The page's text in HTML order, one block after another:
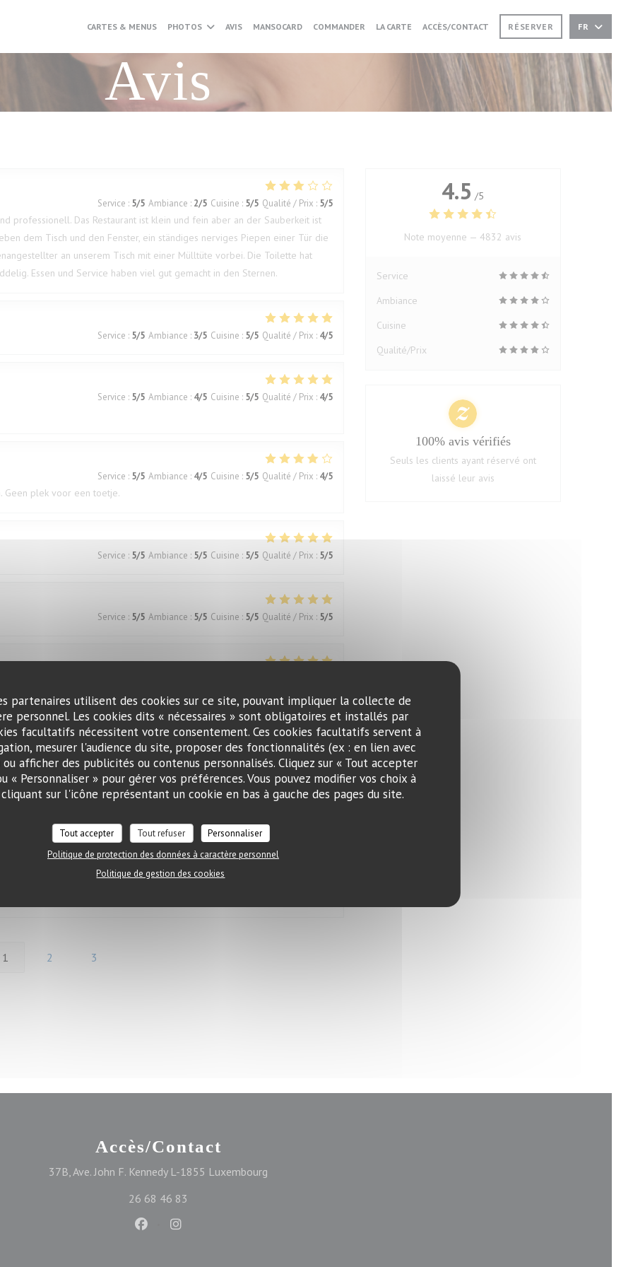
partenaires utilisent des cookies sur ce site, pouvant impliquer la collecte de
personnel. Les cookies dits « nécessaires » sont obligatoires et installés par
facultatifs nécessitent votre consentement. Ces cookies facultatifs servent à
mesurer l'audience du site, proposer des fonctionnalités (ex : en lien avec
ou afficher des publicités ou contenus personnalisés. Cliquez sur « Tout accepter
« Personnaliser » pour gérer vos préférences. Vous pouvez modifier vos choix à
sur l'icône représentant un cookie en bas à gauche des pages du site.
Tout accepter Tout refuser
Personnaliser
Politique de protection des données à caractère personnel
Politique de gestion des cookies
CARTES & MENUS PHOTOS AVIS MANSOCARD COMMANDER((OUVRE UNE NOUVELLE FENÊTRE))
LA CARTE((OUVRE UNE NOUVELLE FENÊTRE))
ACCÈS/CONTACT RÉSERVER FR
Avis
Service : 5/5 Ambiance : 2/5 Cuisine : 5/5 Qualité / Prix : 5/5
professionell. Das Restaurant ist klein und fein aber an der Sauberkeit ist
dem Tisch und den Fenster, ein ständiges nerviges Piepen einer Tür die
an unserem Tisch mit einer Mülltüte vorbei. Die Toilette hat
Essen und Service haben viel gut gemacht in den Sternen.
Service : 5/5 Ambiance : 3/5 Cuisine : 5/5 Qualité / Prix : 4/5
Service : 5/5 Ambiance : 4/5 Cuisine : 5/5 Qualité / Prix : 4/5
Service : 5/5 Ambiance : 4/5 Cuisine : 5/5 Qualité / Prix : 4/5
Geen plek voor een toetje.
Service : 5/5 Ambiance : 5/5 Cuisine : 5/5 Qualité / Prix : 5/5
Service : 5/5 Ambiance : 5/5 Cuisine : 5/5 Qualité / Prix : 5/5
Service : Ambiance 5 /5 Qualité / Prix /5
Service /5 Ambiance Cuisine: 5/5
1 2 3
4.5 /5
Note moyenne —4832 avis
Service
Ambiance
Cuisine
Qualité/Prix
100% avis vérifiés
Seuls les clients ayant réservé ont
laissé leur avis
Accès/Contact
37B, Ave. John F. Kennedy L-1855 Luxembourg
26 68 46 83
Facebook ((ouvre une nouvelle fenêtre))
Instagram ((ouvre une nouvelle fenêtre))